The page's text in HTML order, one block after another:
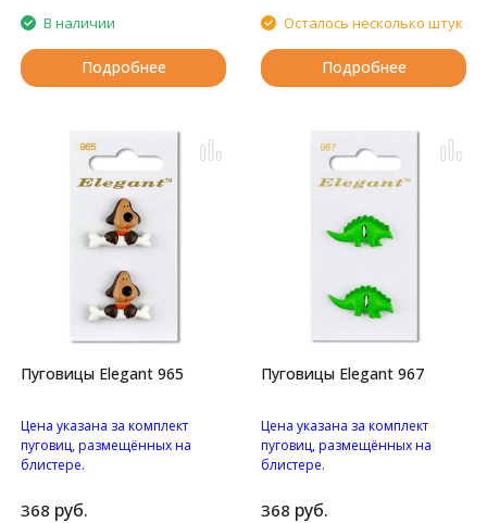
В наличии
Подробнее
Осталось несколько штук
Подробнее
Пуговицы Elegant 965
Цена указана за комплект
пуговиц, размещённых на
блистере.
косточкой" на ножке.
368 руб.
Пуговицы Elegant 967
Цена указана за комплект
пуговиц, размещённых на
блистере.
двумя отверстиями.
368 руб.